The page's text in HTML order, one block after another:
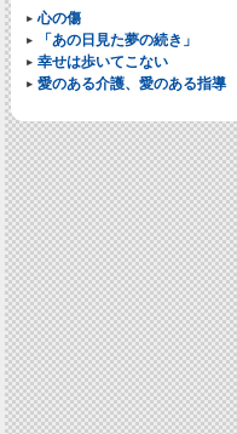
心の傷
「あの日見た夢の続き」
幸せは歩いてこない
愛のある介護、愛のある指導